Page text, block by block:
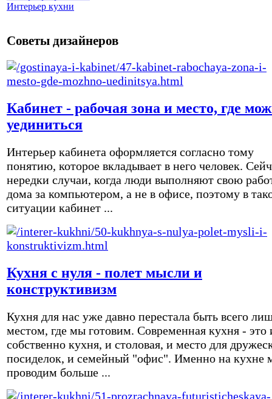
Интерьер кухни
Советы дизайнеров
Кабинет - рабочая зона и место, где
уединиться
Интерьер кабинета оформляется согласно тому
понятию, которое вкладывает в него человек.
нередки случаи, когда люди выполняют свою
дома за компьютером, а не в офисе, поэтому в
ситуации кабинет ...
Кухня с нуля - полет мысли и
конструктивизм
Кухня для нас уже давно перестала быть всего
местом, где мы готовим. Современная кухня - это
собственно кухня, и столовая, и место для
посиделок, и семейный "офис". Именно на кухне
проводим больше ...